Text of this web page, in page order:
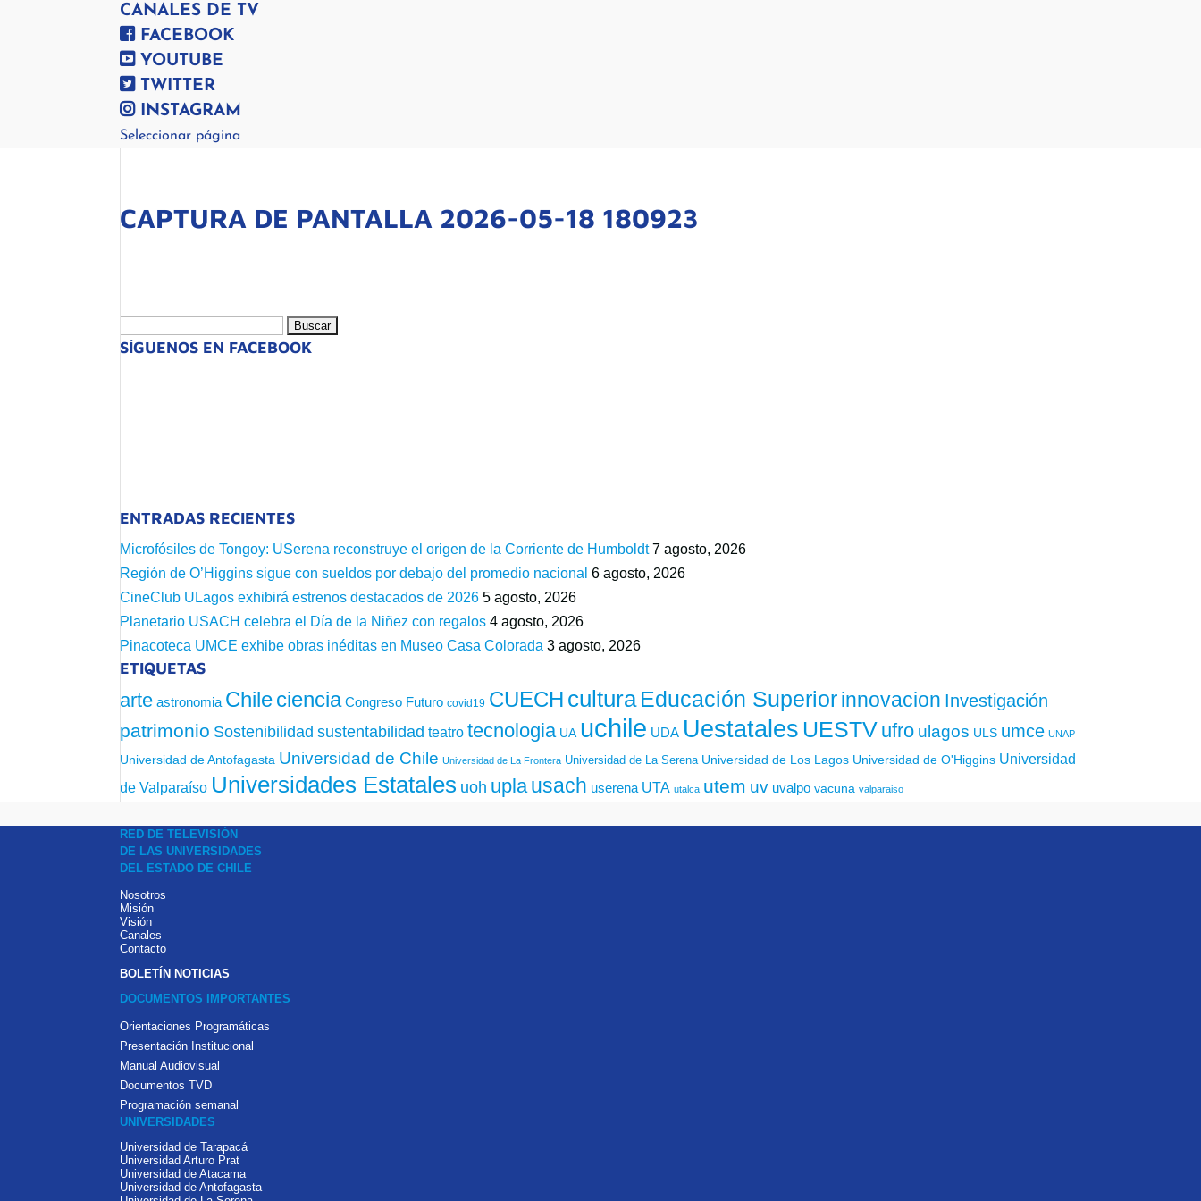
CANALES DE TV
FACEBOOK
YOUTUBE
TWITTER
INSTAGRAM
Seleccionar página
CAPTURA DE PANTALLA 2026-05-18 180923
SÍGUENOS EN FACEBOOK
ENTRADAS RECIENTES
Microfósiles de Tongoy: USerena reconstruye el origen de la Corriente de Humboldt 7 agosto, 2026
Región de O’Higgins sigue con sueldos por debajo del promedio nacional 6 agosto, 2026
CineClub ULagos exhibirá estrenos destacados de 2026 5 agosto, 2026
Planetario USACH celebra el Día de la Niñez con regalos 4 agosto, 2026
Pinacoteca UMCE exhibe obras inéditas en Museo Casa Colorada 3 agosto, 2026
ETIQUETAS
arte astronomia Chileciencia Congreso Futuro covid19 CUECH culturaEducación Superiorinnovacion Investigación
patrimonio Sostenibilidad sustentabilidad teatro tecnologia UA uchile UDA Uestatales UESTV ufro ulagos ULS umce UNAP
Universidad de Antofagasta Universidad de Chile Universidad de La Frontera Universidad de La Serena Universidad de Los Lagos Universidad de O'Higgins Universidad
de Valparaíso Universidades Estatales uoh uplausach userena UTA utalca utem uv uvalpo vacuna valparaiso
RED DE TELEVISIÓN
DE LAS UNIVERSIDADES
DEL ESTADO DE CHILE
Nosotros
Misión
Visión
Canales
Contacto
BOLETÍN NOTICIAS
DOCUMENTOS IMPORTANTES
Orientaciones Programáticas
Presentación Institucional
Manual Audiovisual
Documentos TVD
Programación semanal
UNIVERSIDADES
Universidad de Tarapacá
Universidad Arturo Prat
Universidad de Atacama
Universidad de Antofagasta